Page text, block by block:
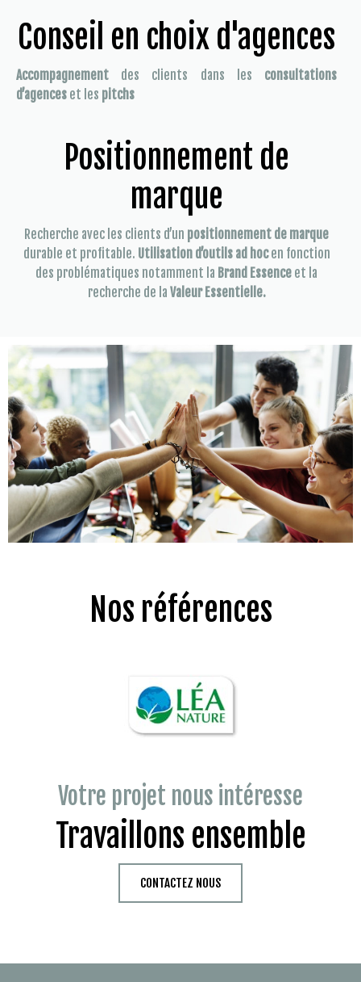
Conseil en choix d'agences
Accompagnement des clients dans les consultations
d’agences et les pitchs
Positionnement de
marque
Recherche avec les clients d’un positionnement de marque
durable et profitable. Utilisation d’outils ad hocen fonction
des problématiques notamment la Brand Essence et la
recherche de la Valeur Essentielle.
Nos références
Votre projet nous intéresse
Travaillons ensemble
CONTACTEZ NOUS